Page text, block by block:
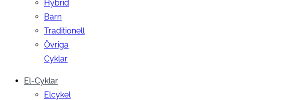
Hybrid
Barn
Traditionell
Övriga
Cyklar
El-Cyklar
Elcykel